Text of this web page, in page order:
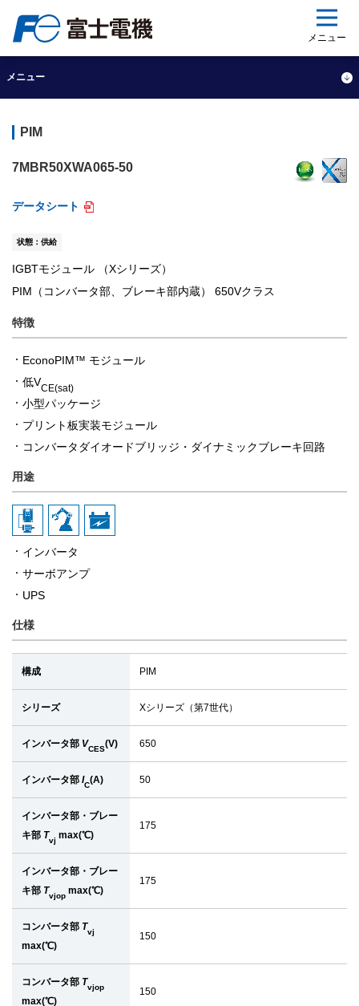
メニュー
メニュー
PIM
7MBR50XWA065-50
データシート
状態：供給
IGBTモジュール （Xシリーズ）
PIM（コンバータ部、ブレーキ部内蔵） 650Vクラス
特徴
EconoPIM™ モジュール
低VCE(sat)
小型パッケージ
プリント板実装モジュール
コンバータダイオードブリッジ・ダイナミックブレーキ回路
用途
インバータ
サーボアンプ
UPS
仕様
構成 PIM
シリーズ Xシリーズ（第7世代）
インバータ部 VCES(V) 650
インバータ部 IC(A) 50
インバータ部・ブレー
キ部 Tvj max(℃)
175
インバータ部・ブレー
キ部 Tvjop max(℃)
175
コンバータ部 Tvj
max(℃)
150
コンバータ部 Tvjop
max(℃)
150